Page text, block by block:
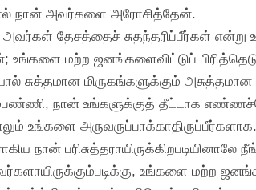
நான் அவர்களை அரோசித்தேன்.
தேசத்தைச் சுதந்தரிப்பீர்கள்
உங்களை மற்ற ஜனங்களைவிட்டுப்
சுத்தமான மிருகங்களுக்கும்
நான் உங்களுக்குத் தீட்டாக
உங்களை அருவருப்பாக்காதிருப்பீர்களாக.
நான்
உங்களை மற்ற